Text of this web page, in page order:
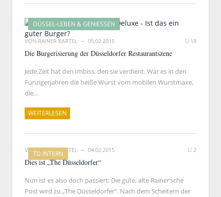
DÜSSEL-LEBEN & GENIESSEN
VON RAINER BARTEL 05.02.2015 18
Die Burgerisierung der Düsseldorfer Restaurantszene
Jede Zeit hat den Imbiss, den sie verdient. War es in den
Fünzigerjahren die heiße Wurst vom mobilen Wurstmaxe,
die…
WEITERLESEN
TD INTERN
VONRAINER BARTEL 04.02.2015 2
Dies ist „The Düsseldorfer“
Nun ist es also doch passiert: Die gute, alte Rainer’sche
Post wird zu „The Düsseldorfer“. Nach dem Scheitern der